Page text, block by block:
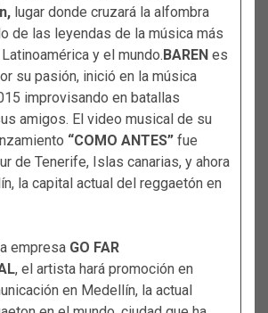
lugar donde cruzará la alfombra
de las leyendas de la música más
y el mundo.BAREN es
su pasión, inició en la música
improvisando en batallas
amigos. El video musical de su
“COMO ANTES” fue
de Tenerife, Islas canarias, y ahora
la capital actual del reggaetón en
empresa GO FAR
, el artista hará promoción en
en Medellín, la actual